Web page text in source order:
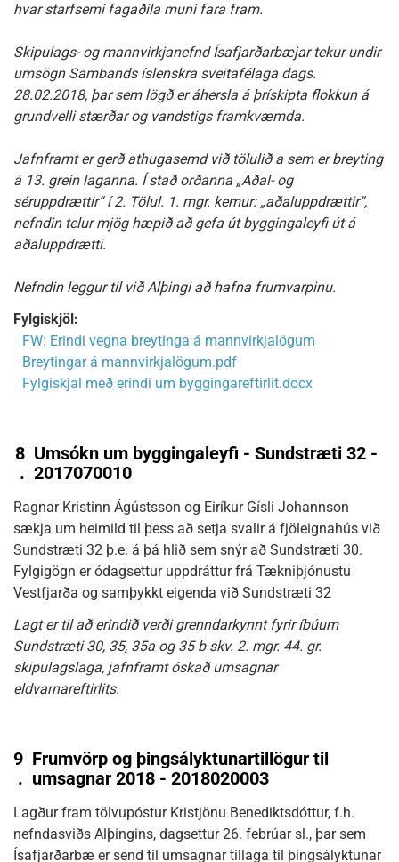
hvar starfsemi fagaðila muni fara fram.
Skipulags- og mannvirkjanefnd Ísafjarðarbæjar tekur undir
umsögn Sambands íslenskra sveitafélaga dags.
28.02.2018, þar sem lögð er áhersla á þrískipta flokkun á
grundvelli stærðar og vandstigs framkvæmda.
Jafnframt er gerð athugasemd við tölulið a sem er breyting
á 13. grein laganna. Í stað orðanna „Aðal- og
séruppdrættir“ í 2. Tölul. 1. mgr. kemur: „aðaluppdrættir“,
nefndin telur mjög hæpið að gefa út byggingaleyfi út á
aðaluppdrætti.
Nefndin leggur til við Alþingi að hafna frumvarpinu.
Fylgiskjöl:
FW: Erindi vegna breytinga á mannvirkjalögum
Breytingar á mannvirkjalögum.pdf
Fylgiskjal með erindi um byggingareftirlit.docx
8
.
Umsókn um byggingaleyfi - Sundstræti 32 -
2017070010
Ragnar Kristinn Ágústsson og Eiríkur Gísli Johannson
sækja um heimild til þess að setja svalir á fjöleignahús við
Sundstræti 32 þ.e. á þá hlið sem snýr að Sundstræti 30.
Fylgigögn er ódagsettur uppdráttur frá Tækniþjónustu
Vestfjarða og samþykkt eigenda við Sundstræti 32
Lagt er til að erindið verði grenndarkynnt fyrir íbúum
Sundstræti 30, 35, 35a og 35 b skv. 2. mgr. 44. gr.
skipulagslaga, jafnframt óskað umsagnar
eldvarnareftirlits.
9
.
Frumvörp og þingsályktunartillögur til
umsagnar 2018 - 2018020003
Lagður fram tölvupóstur Kristjönu Benediktsdóttur, f.h.
nefndasviðs Alþingins, dagsettur 26. febrúar sl., þar sem
Ísafjarðarbæ er send til umsagnar tillaga til þingsályktunar